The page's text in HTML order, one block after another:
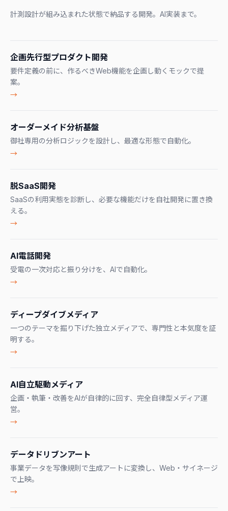
計測設計が組み込まれた状態で納品する開発。AI実装まで。
企画先行型プロダクト開発
要件定義の前に、作るべきWeb機能を企画し動くモックで提
案。
→
オーダーメイド分析基盤
御社専用の分析ロジックを設計し、最適な形態で自動化。
→
脱SaaS開発
SaaSの利用実態を診断し、必要な機能だけを自社開発に置き換
える。
→
AI電話開発
受電の一次対応と振り分けを、AIで自動化。
→
ディープダイブメディア
一つのテーマを掘り下げた独立メディアで、専門性と本気度を証
明する。
→
AI自立駆動メディア
企画・執筆・改善をAIが自律的に回す、完全自律型メディア運
営。
→
データドリブンアート
事業データを写像規則で生成アートに変換し、Web・サイネージ
で上映。
→